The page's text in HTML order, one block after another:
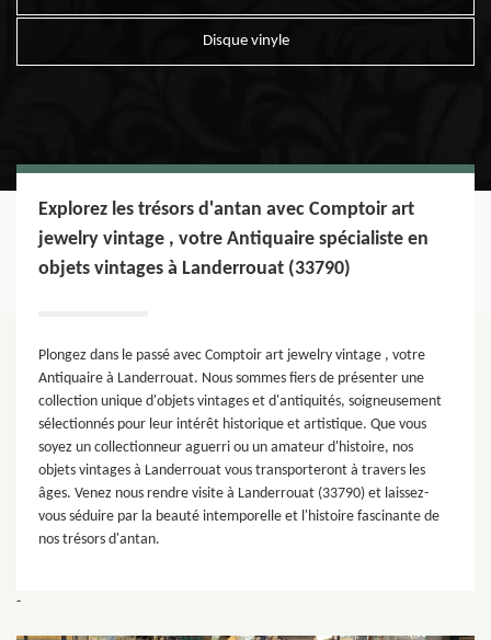
Disque vinyle
Explorez les trésors d'antan avec Comptoir art
jewelry vintage , votre Antiquaire spécialiste en
objets vintages à Landerrouat (33790)
Plongez dans le passé avec Comptoir art jewelry vintage , votre
Antiquaire à Landerrouat. Nous sommes fiers de présenter une
collection unique d'objets vintages et d'antiquités, soigneusement
sélectionnés pour leur intérêt historique et artistique. Que vous
soyez un collectionneur aguerri ou un amateur d'histoire, nos
objets vintages à Landerrouat vous transporteront à travers les
âges. Venez nous rendre visite à Landerrouat (33790) et laissez-
vous séduire par la beauté intemporelle et l'histoire fascinante de
nos trésors d'antan.
-